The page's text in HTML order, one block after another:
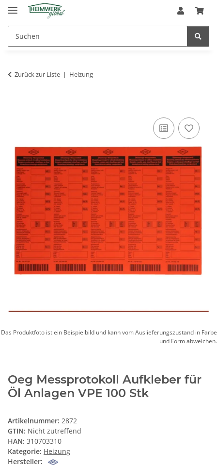
Zurück zur Liste Heizung
Das Produktfoto ist ein Beispielbild und kann vom Auslieferungszustand in Farbe
und Form abweichen.
Oeg Messprotokoll Aufkleber für
Öl Anlagen VPE 100 Stk
Artikelnummer: 2872
GTIN: Nicht zutreffend
HAN: 310703310
Kategorie: Heizung
Hersteller: